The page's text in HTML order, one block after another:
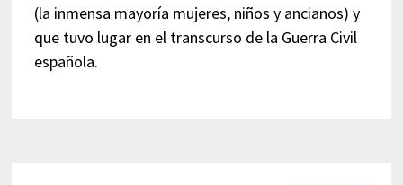
(la inmensa mayoría mujeres, niños y ancianos) y
que tuvo lugar en el transcurso de la Guerra Civil
española.